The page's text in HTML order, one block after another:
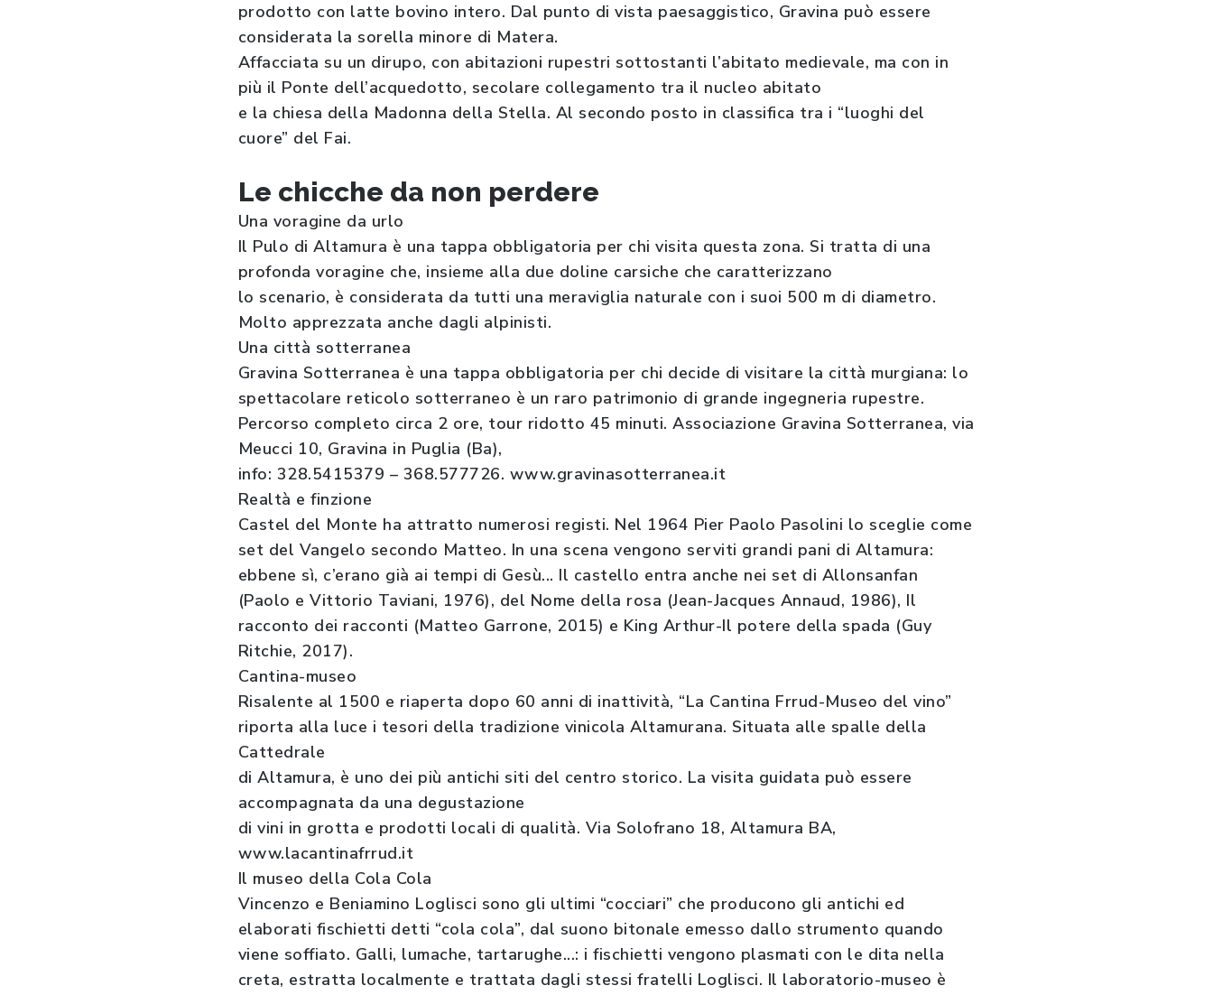
prodotto con latte bovino intero. Dal punto di vista paesaggistico, Gravina può essere
considerata la sorella minore di Matera.
Affacciata su un dirupo, con abitazioni rupestri sottostanti l’abitato medievale, ma con in
più il Ponte dell’acquedotto, secolare collegamento tra il nucleo abitato
e la chiesa della Madonna della Stella. Al secondo posto in classifica tra i “luoghi del
cuore” del Fai.
Le chicche da non perdere
Una voragine da urlo
Il Pulo di Altamura è una tappa obbligatoria per chi visita questa zona. Si tratta di una
profonda voragine che, insieme alla due doline carsiche che caratterizzano
lo scenario, è considerata da tutti una meraviglia naturale con i suoi 500 m di diametro.
Molto apprezzata anche dagli alpinisti.
Una città sotterranea
Gravina Sotterranea è una tappa obbligatoria per chi decide di visitare la città murgiana: lo
spettacolare reticolo sotterraneo è un raro patrimonio di grande ingegneria rupestre.
Percorso completo circa 2 ore, tour ridotto 45 minuti. Associazione Gravina Sotterranea, via
Meucci 10, Gravina in Puglia (Ba),
info: 328.5415379 – 368.577726. www.gravinasotterranea.it
Realtà e finzione
Castel del Monte ha attratto numerosi registi. Nel 1964 Pier Paolo Pasolini lo sceglie come
set del Vangelo secondo Matteo. In una scena vengono serviti grandi pani di Altamura:
ebbene sì, c’erano già ai tempi di Gesù... Il castello entra anche nei set di Allonsanfan
(Paolo e Vittorio Taviani, 1976), del Nome della rosa (Jean-Jacques Annaud, 1986), Il
racconto dei racconti (Matteo Garrone, 2015) e King Arthur-Il potere della spada (Guy
Ritchie, 2017).
Cantina-museo
Risalente al 1500 e riaperta dopo 60 anni di inattività, “La Cantina Frrud-Museo del vino”
riporta alla luce i tesori della tradizione vinicola Altamurana. Situata alle spalle della
Cattedrale
di Altamura, è uno dei più antichi siti del centro storico. La visita guidata può essere
accompagnata da una degustazione
di vini in grotta e prodotti locali di qualità. Via Solofrano 18, Altamura BA,
www.lacantinafrrud.it
Il museo della Cola Cola
Vincenzo e Beniamino Loglisci sono gli ultimi “cocciari” che producono gli antichi ed
elaborati fischietti detti “cola cola”, dal suono bitonale emesso dallo strumento quando
viene soffiato. Galli, lumache, tartarughe...: i fischietti vengono plasmati con le dita nella
creta, estratta localmente e trattata dagli stessi fratelli Loglisci. Il laboratorio-museo è